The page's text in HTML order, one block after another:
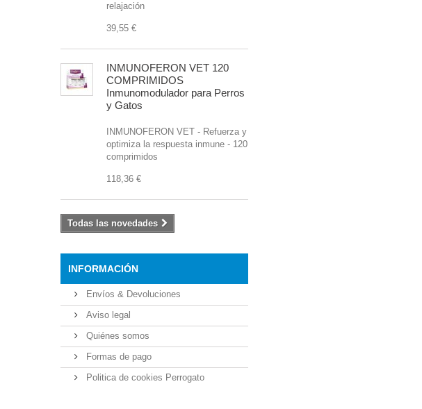
relajación
39,55 €
INMUNOFERON VET 120
COMPRIMIDOS
Inmunomodulador para Perros
y Gatos
INMUNOFERON VET - Refuerza y
optimiza la respuesta inmune - 120
comprimidos
118,36 €
Todas las novedades
INFORMACIÓN
Envíos & Devoluciones
Aviso legal
Quiénes somos
Formas de pago
Politica de cookies Perrogato